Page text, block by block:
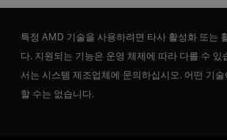
특정 AMD 기술을 사용하려면 타사 활성화 또는
다. 지원되는 기능은 운영 체제에 따라 다를 수
서는 시스템 제조업체에 문의하십시오. 어떤 기
할 수는 없습니다.